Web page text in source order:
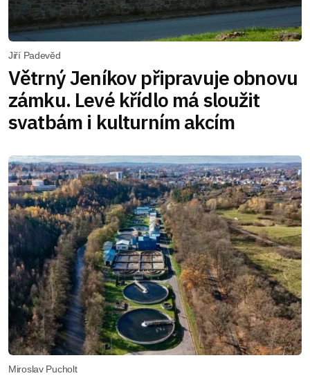
Jiří Padevěd
Větrný Jeníkov připravuje obnovu
zámku. Levé křídlo má sloužit
svatbám i kulturním akcím
Miroslav Pucholt